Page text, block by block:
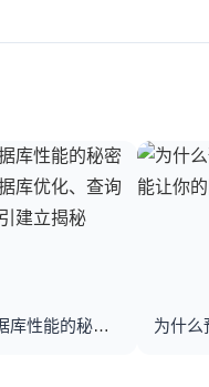
优化数据库性能的秘密武器：数据库优化、查询优化与索引建立揭秘